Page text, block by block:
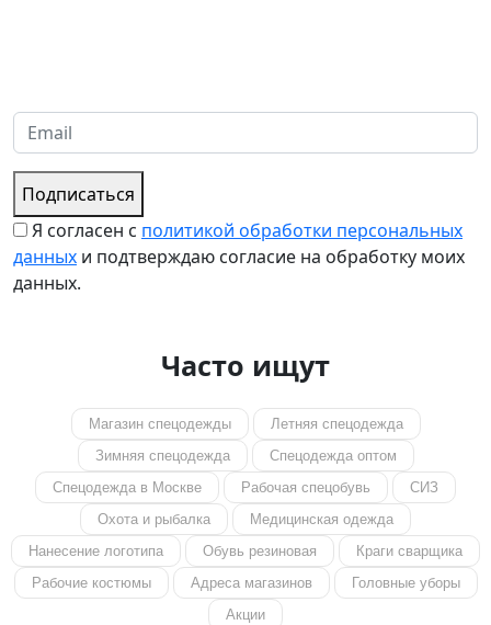
Подписаться
Я согласен с политикой обработки персональных
данных и подтверждаю согласие на обработку моих
данных.
Часто ищут
Магазин спецодежды
Летняя спецодежда
Зимняя спецодежда
Спецодежда оптом
Спецодежда в Москве
Рабочая спецобувь
СИЗ
Охота и рыбалка
Медицинская одежда
Нанесение логотипа
Обувь резиновая
Краги сварщика
Рабочие костюмы
Адреса магазинов
Головные уборы
Акции